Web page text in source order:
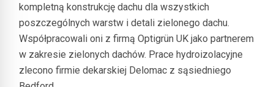
kompletną konstrukcję dachu dla wszystkich
poszczególnych warstw i detali zielonego dachu.
Współpracowali oni z firmą Optigrün UK jako partnerem
w zakresie zielonych dachów. Prace hydroizolacyjne
zlecono firmie dekarskiej Delomac z sąsiedniego